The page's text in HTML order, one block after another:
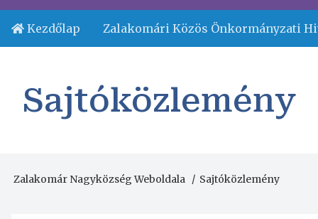
Ugrás
tartalomra
Fejléc
Kezdőlap Zalakomári Közös Önkormányzati
Sajtóközlemény
Morzsa
Zalakomár Nagyközség Weboldala Sajtóközlemény